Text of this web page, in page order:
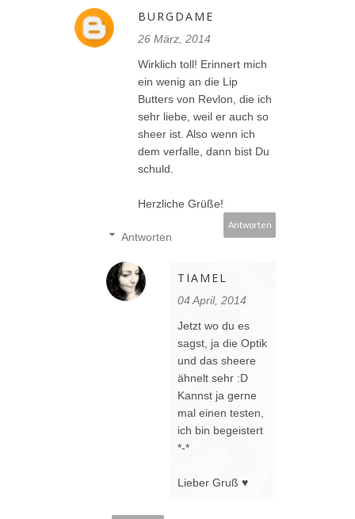
BURGDAME
26 März, 2014
Wirklich toll! Erinnert mich
ein wenig an die Lip
Butters von Revlon, die ich
sehr liebe, weil er auch so
sheer ist. Also wenn ich
dem verfalle, dann bist Du
schuld.
Herzliche Grüße!
Antworten
Antworten
TIAMEL
04 April, 2014
Jetzt wo du es
sagst, ja die Optik
und das sheere
ähnelt sehr :D
Kannst ja gerne
mal einen testen,
ich bin begeistert
*-*
Lieber Gruß ♥